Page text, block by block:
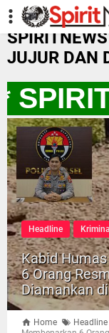
-->
JUJUR DAN
Headline
Kabid
6 Orang
Diamankan
Home Headline